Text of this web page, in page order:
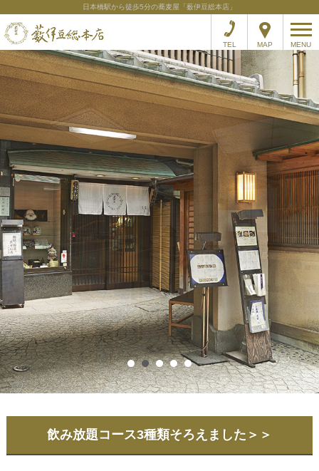
日本橋駅から徒歩5分の蕎麦屋「薮伊豆総本店」
MAP
TEL MENU
飲み放題コース3種類そろえました＞＞